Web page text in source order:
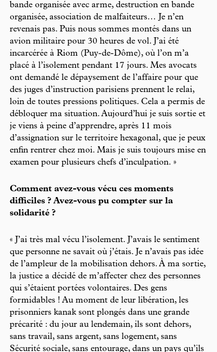
bande organisée avec arme, destruction en bande
organisée, association de malfaiteurs… Je n’en
revenais pas. Puis nous sommes montés dans un
avion militaire pour 30 heures de vol. J’ai été
incarcérée à Riom (Puy-de-Dôme), où l’on m’a
placé à l’isolement pendant 17 jours. Mes avocats
ont demandé le dépaysement de l’affaire pour que
des juges d’instruction parisiens prennent le relai,
loin de toutes pressions politiques. Cela a permis de
débloquer ma situation. Aujourd’hui je suis sortie et
je viens à peine d’apprendre, après 11 mois
d’assignation sur le territoire hexagonal, que je peux
enfin rentrer chez moi. Mais je suis toujours mise en
examen pour plusieurs chefs d’inculpation. »
Comment avez-vous vécu ces moments
difficiles ? Avez-vous pu compter sur la
solidarité ?
« J’ai très mal vécu l’isolement. J’avais le sentiment
que personne ne savait où j’étais. Je n’avais pas idée
de l’ampleur de la mobilisation dehors. À ma sortie,
la justice a décidé de m’affecter chez des personnes
qui s’étaient portées volontaires. Des gens
formidables ! Au moment de leur libération, les
prisonniers kanak sont plongés dans une grande
précarité : du jour au lendemain, ils sont dehors,
sans travail, sans argent, sans logement, sans
Sécurité sociale, sans entourage, dans un pays qu’ils